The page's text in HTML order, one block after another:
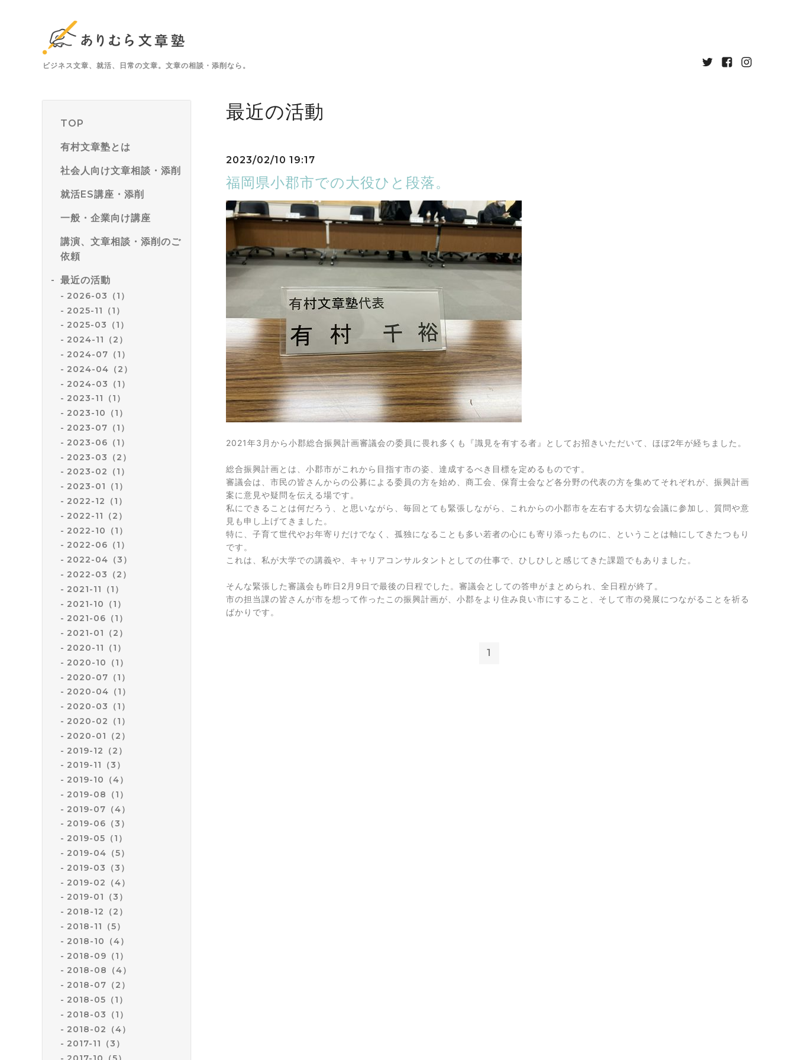
ビジネス文章、就活、日常の文章。文章の相談・添削なら。
TOP
有村文章塾とは
社会人向け文章相談・添削
就活ES講座・添削
一般・企業向け講座
講演、文章相談・添削のご
依頼
最近の活動
2026-03（1）
2025-11（1）
2025-03（1）
2024-11（2）
2024-07（1）
2024-04（2）
2024-03（1）
2023-11（1）
2023-10（1）
2023-07（1）
2023-06（1）
2023-03（2）
2023-02（1）
2023-01（1）
2022-12（1）
2022-11（2）
2022-10（1）
2022-06（1）
2022-04（3）
2022-03（2）
2021-11（1）
2021-10（1）
2021-06（1）
2021-01（2）
2020-11（1）
2020-10（1）
2020-07（1）
2020-04（1）
2020-03（1）
2020-02（1）
2020-01（2）
2019-12（2）
2019-11（3）
2019-10（4）
2019-08（1）
2019-07（4）
2019-06（3）
2019-05（1）
2019-04（5）
2019-03（3）
2019-02（4）
2019-01（3）
2018-12（2）
2018-11（5）
2018-10（4）
2018-09（1）
2018-08（4）
2018-07（2）
2018-05（1）
2018-03（1）
2018-02（4）
2017-11（3）
最近の活動
2023/02/10 19:17
福岡県小郡市での大役ひと段落。
2021年3月から小郡総合振興計画審議会の委員に畏れ多くも『識見を有する者』としてお招きいただいて、ほぼ2年が経ちました。
総合振興計画とは、小郡市がこれから目指す市の姿、達成するべき目標を定めるものです。
審議会は、市民の皆さんからの公募による委員の方を始め、商工会、保育士会など各分野の代表の方を集めてそれぞれが、振興計画
案に意見や疑問を伝える場です。
私にできることは何だろう、と思いながら、毎回とても緊張しながら、これからの小郡市を左右する大切な会議に参加し、質問や意
見も申し上げてきました。
特に、子育て世代やお年寄りだけでなく、孤独になることも多い若者の心にも寄り添ったものに、ということは軸にしてきたつもり
です。
これは、私が大学での講義や、キャリアコンサルタントとしての仕事で、ひしひしと感じてきた課題でもありました。
そんな緊張した審議会も昨日2月9日で最後の日程でした。審議会としての答申がまとめられ、全日程が終了。
市の担当課の皆さんが市を想って作ったこの振興計画が、小郡をより住み良い市にすること、そして市の発展につながることを祈る
ばかりです。
1